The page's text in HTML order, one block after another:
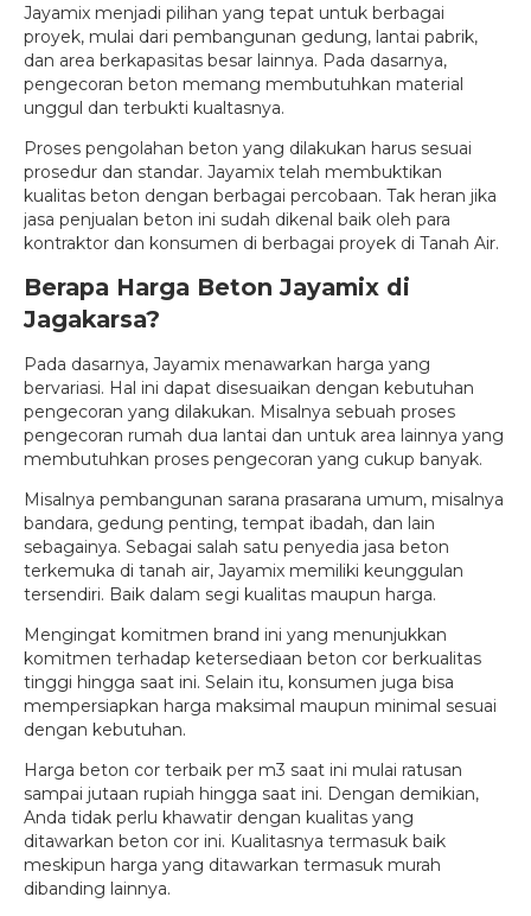
Jayamix menjadi pilihan yang tepat untuk berbagai
proyek, mulai dari pembangunan gedung, lantai pabrik,
dan area berkapasitas besar lainnya. Pada dasarnya,
pengecoran beton memang membutuhkan material
unggul dan terbukti kualtasnya.
Proses pengolahan beton yang dilakukan harus sesuai
prosedur dan standar. Jayamix telah membuktikan
kualitas beton dengan berbagai percobaan. Tak heran jika
jasa penjualan beton ini sudah dikenal baik oleh para
kontraktor dan konsumen di berbagai proyek di Tanah Air.
Berapa Harga Beton Jayamix di
Jagakarsa?
Pada dasarnya, Jayamix menawarkan harga yang
bervariasi. Hal ini dapat disesuaikan dengan kebutuhan
pengecoran yang dilakukan. Misalnya sebuah proses
pengecoran rumah dua lantai dan untuk area lainnya yang
membutuhkan proses pengecoran yang cukup banyak.
Misalnya pembangunan sarana prasarana umum, misalnya
bandara, gedung penting, tempat ibadah, dan lain
sebagainya. Sebagai salah satu penyedia jasa beton
terkemuka di tanah air, Jayamix memiliki keunggulan
tersendiri. Baik dalam segi kualitas maupun harga.
Mengingat komitmen brand ini yang menunjukkan
komitmen terhadap ketersediaan beton cor berkualitas
tinggi hingga saat ini. Selain itu, konsumen juga bisa
mempersiapkan harga maksimal maupun minimal sesuai
dengan kebutuhan.
Harga beton cor terbaik per m3 saat ini mulai ratusan
sampai jutaan rupiah hingga saat ini. Dengan demikian,
Anda tidak perlu khawatir dengan kualitas yang
ditawarkan beton cor ini. Kualitasnya termasuk baik
meskipun harga yang ditawarkan termasuk murah
dibanding lainnya.